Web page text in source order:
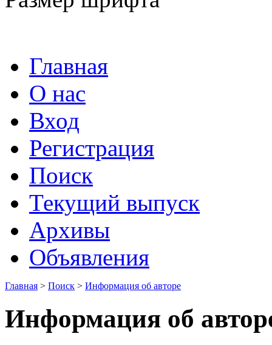
Главная
О нас
Вход
Регистрация
Поиск
Текущий выпуск
Архивы
Объявления
Главная > Поиск > Информация об авторе
Информация об